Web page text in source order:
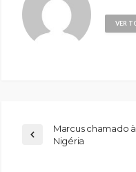
VER
Marcus chamado
Nigéria